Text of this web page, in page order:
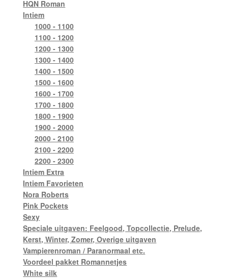
HQN Roman
Intiem
1000 - 1100
1100 - 1200
1200 - 1300
1300 - 1400
1400 - 1500
1500 - 1600
1600 - 1700
1700 - 1800
1800 - 1900
1900 - 2000
2000 - 2100
2100 - 2200
2200 - 2300
Intiem Extra
Intiem Favorieten
Nora Roberts
Pink Pockets
Sexy
Speciale uitgaven: Feelgood, Topcollectie, Prelude,
Kerst, Winter, Zomer, Overige uitgaven
Vampierenroman / Paranormaal etc.
Voordeel pakket Romannetjes
White silk